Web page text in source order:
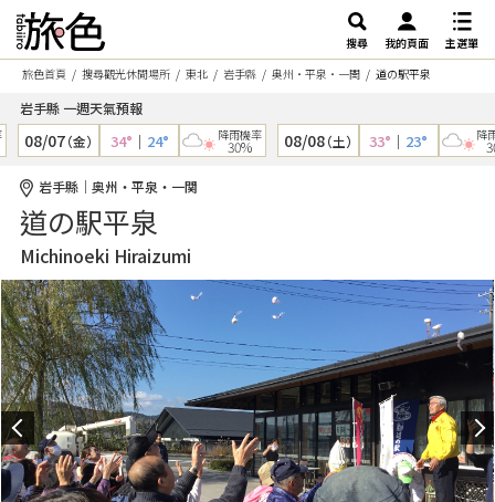
搜尋 我的頁面
主選單
旅色首頁
搜尋觀光休閒場所 東北 岩手縣 奥州・平泉・一関 道の駅平泉
岩手縣 一週天氣預報
08/07（金） 34°｜24° 降雨機率
30% 08/08（土） 33°｜23° 降雨
30%
岩手縣｜奥州・平泉・一関
道の駅平泉
Michinoeki Hiraizumi